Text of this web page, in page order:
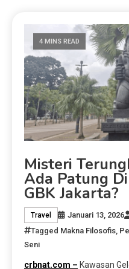
4 MINS READ
Misteri
Ada Patung
GBK Jakarta?
Travel Januari 13, 2026
Tagged Makna Filosofis
Seni
crbnat.com – Kawasan